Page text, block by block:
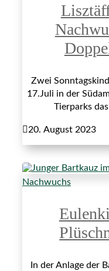
Zwei
17.Juli in der
Tierparks
20. August 2023
Nachwuchs
In der Anlage der